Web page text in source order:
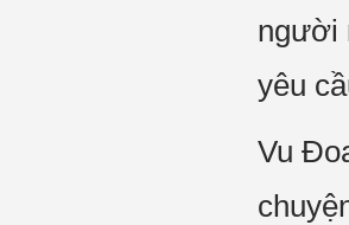
người
yêu
Vu